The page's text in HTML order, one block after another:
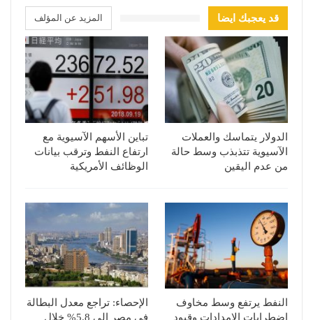
قد يعجبك ايضا المزيد عن المؤلف
الدولار يتماسك والعملات
الآسيوية تتذبذب وسط حالة
من عدم اليقين
تباين الأسهم الآسيوية مع
ارتفاع النفط وترقب بيانات
الوظائف الأمريكية
النفط يرتفع وسط مخاوف
اضطرابات الإمدادات وقيود
الإحصاء: تراجع معدل البطالة
في مصر إلى 5.8% خلال